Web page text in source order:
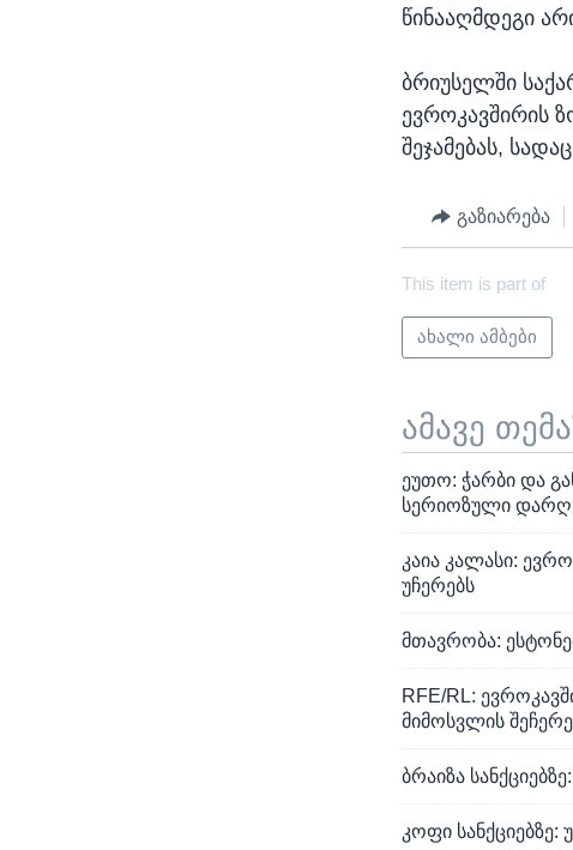
წინააღმდეგი
ბრიუსელში
ევროკავშირის
შეჯამებას,
გაზიარება
This item is part of
ახალი ამბები
ამავე
ეუთო: ჭარბი და
სერიოზული
კაია კალასი:
უჩერებს
მთავრობა:
RFE/RL:
მიმოსვლის
ბრაიზა
კოფი სანქციებზე: